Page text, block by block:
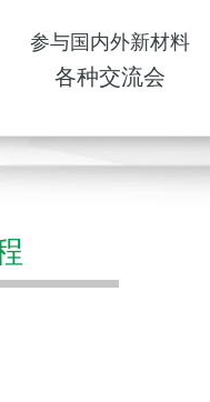
参与国内外新材料
各种交流会